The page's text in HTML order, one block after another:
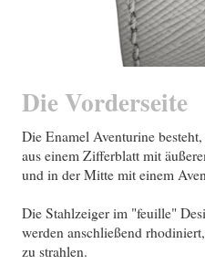
Die Vorderseite
Die Enamel Aventurine
aus einem Zifferblatt mit
und in der Mitte mit einem
Die Stahlzeiger im "feuille"
werden anschließend
zu strahlen.